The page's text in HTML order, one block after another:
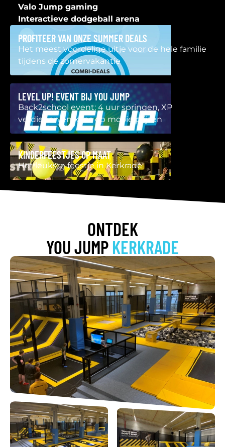
Valo Jump gaming
Interactieve dodgeball arena
PROFITEER VAN ONZE SUMMER DEALS
Het meest voordelige uitje voor de hele familie
tijdens de zomervakantie
LEVEL UP! EVENT BIJ YOU JUMP
Back2school event: 4 uur springen, XP
verdienen en kans op mooie prijzen
KINDERFEESTJES OP MAAT
Het leukste feestje in Kerkrade
ONTDEK
YOU JUMP KERKRADE